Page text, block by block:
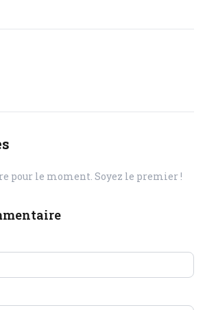
pour le moment. Soyez le premier !